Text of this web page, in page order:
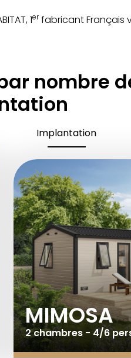
1erfabricant Français
nombre
Implantation
MIMOSA
2 chambres - 4/6